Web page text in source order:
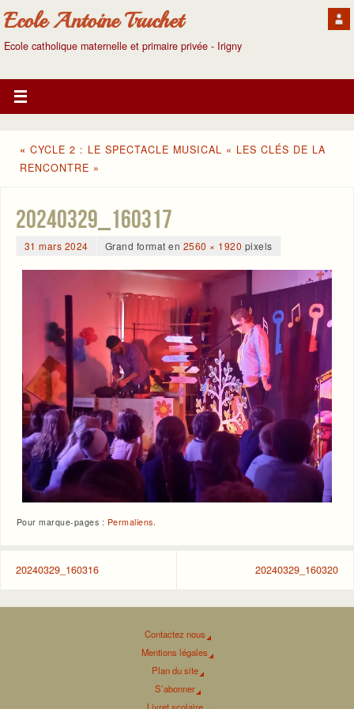
Ecole Antoine Truchet
Ecole catholique maternelle et primaire privée - Irigny
« CYCLE 2 : LE SPECTACLE MUSICAL « LES CLÉS DE LA
RENCONTRE »
20240329_160317
31 mars 2024 Grand format en 2560 × 1920 pixels
Pour marque-pages : Permaliens
20240329_160316 20240329_160320
Contactez nous
Mentions légales
Plan du site
S’abonner